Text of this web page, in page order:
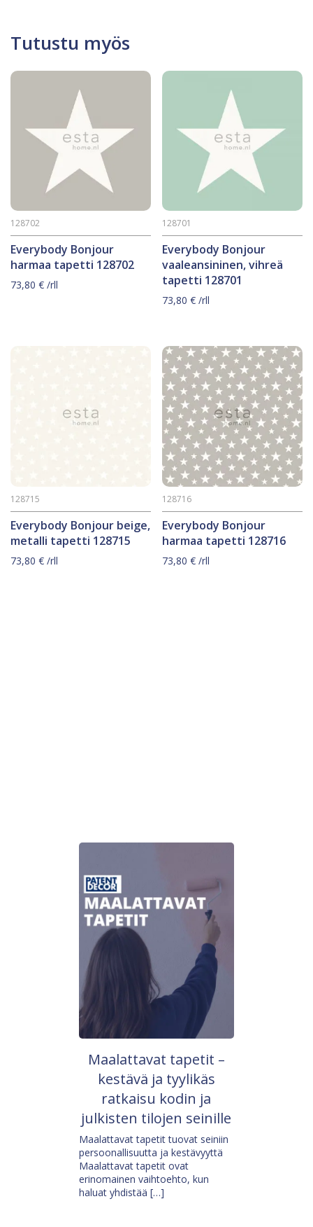
Tutustu myös
Everybody Bonjour
harmaa tapetti 128702
128702
73,80 € /rll
Everybody Bonjour
vaaleansininen, vihreä
tapetti 128701
128701
73,80€ /rll
Everybody Bonjour beige,
metalli tapetti 128715
128715
73,80 € /rll
Everybody Bonjour
harmaa tapetti 128716
128716
73,80€ /rll
Maalattavat tapetit –
kestävä ja tyylikäs
ratkaisu kodin ja
julkisten tilojen seinille
Maalattavat tapetit tuovat seiniin
persoonallisuutta ja kestävyyttä
Maalattavat tapetit ovat
erinomainen vaihtoehto, kun
haluat yhdistää […]